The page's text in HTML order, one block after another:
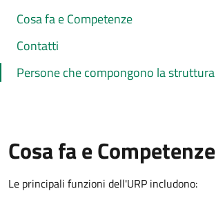
Cosa fa e Competenze
Contatti
Persone che compongono la struttura
Cosa fa e Competenze
Le principali funzioni dell'URP includono: